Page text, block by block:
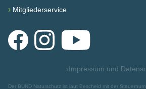
› Mitgliederservice
FacebookInstagramYouTube
›Impressum und
Der BUND Naturschutz ist laut Bescheid mit der